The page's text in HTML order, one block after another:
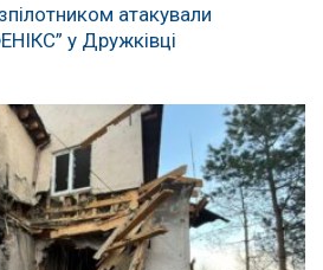
атакували
у Дружківці